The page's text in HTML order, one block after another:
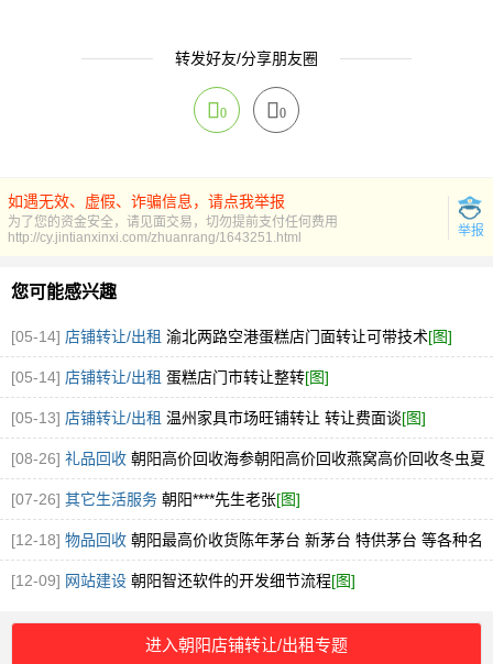
转发好友/分享朋友圈
0 0
如遇无效、虚假、诈骗信息，请点我举报
为了您的资金安全，请见面交易，切勿提前支付任何费用
举报
http://cy.jintianxinxi.com/zhuanrang/1643251.html
您可能感兴趣
[05-14] 店铺转让/出租 渝北两路空港蛋糕店门面转让可带技术[图]
[05-14] 店铺转让/出租 蛋糕店门市转让整转[图]
[05-13] 店铺转让/出租 温州家具市场旺铺转让 转让费面谈[图]
[08-26] 礼品回收 朝阳高价回收海参朝阳高价回收燕窝高价回收冬虫夏
草[图]
[07-26] 其它生活服务 朝阳****先生老张[图]
[12-18] 物品回收 朝阳最高价收货陈年茅台 新茅台 特供茅台 等各种名
酒老酒[图]
[12-09] 网站建设 朝阳智还软件的开发细节流程[图]
进入朝阳店铺转让/出租专题